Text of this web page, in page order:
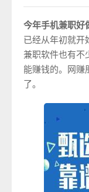
今年手机兼职好
已经从年初就开
兼职软件也有不
能赚钱的。网赚
了。